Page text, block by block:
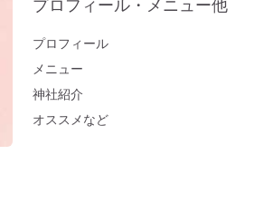
・。地球も波動上昇中♪
離（冷蔵庫編）
～足裏トントン
いのは「無難な人生」
じ（洗濯編）部屋干しのニオイ
プロフィール・メニュー他
プロフィール
メニュー
神社紹介
オススメなど